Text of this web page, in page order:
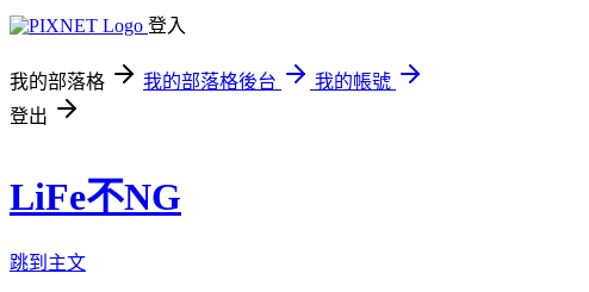
登入
我的部落格 我的部落格後台
我的帳號
登出
LiFe不NG
跳到主文